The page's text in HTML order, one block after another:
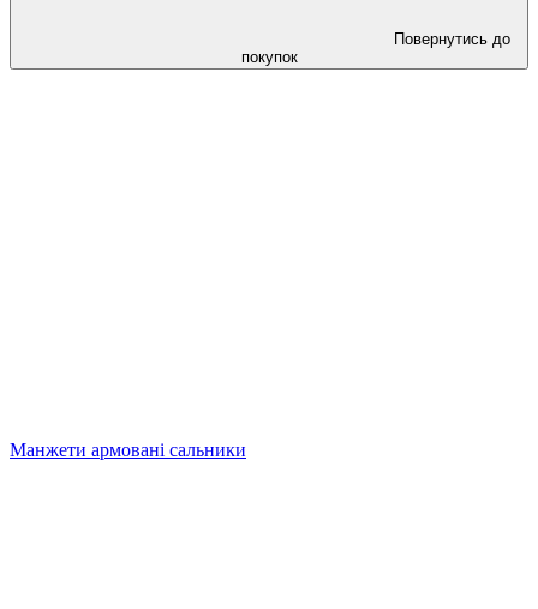
Повернутись до
покупок
Манжети армовані сальники